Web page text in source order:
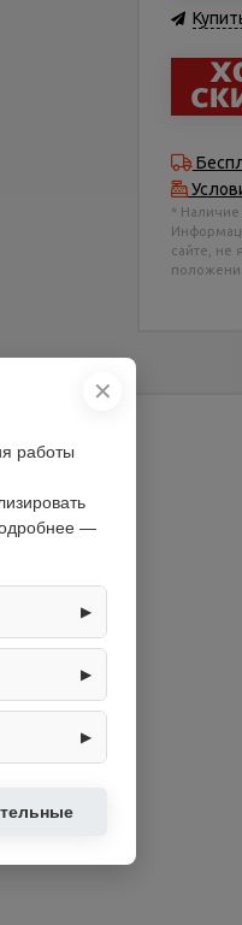
* Наличие
сайте, не
✕
работы
—
▶
▶
и
▶